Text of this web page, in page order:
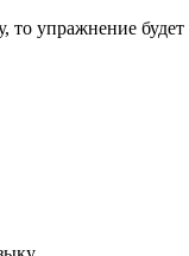
то упражнение